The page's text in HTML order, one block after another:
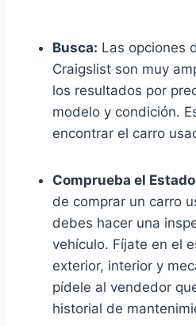
Busca: Las opciones
Craigslist son muy
los resultados por
modelo y condición.
encontrar el carro
Comprueba el
de comprar un carro
debes hacer una
vehículo. Fíjate en el
exterior, interior y
pídele al vendedor
historial de